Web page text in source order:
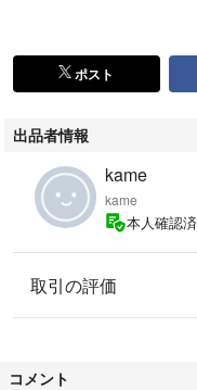
ポスト
出品者情報
kame
kame
本人確認済
取引の評価
コメント